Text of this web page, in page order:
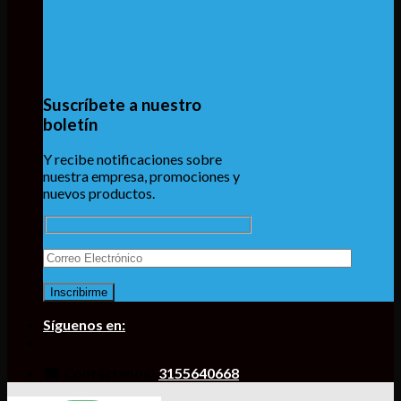
Suscríbete a nuestro
boletín
Y recibe notificaciones sobre
nuestra empresa, promociones y
nuevos productos.
Síguenos en:
3155640668